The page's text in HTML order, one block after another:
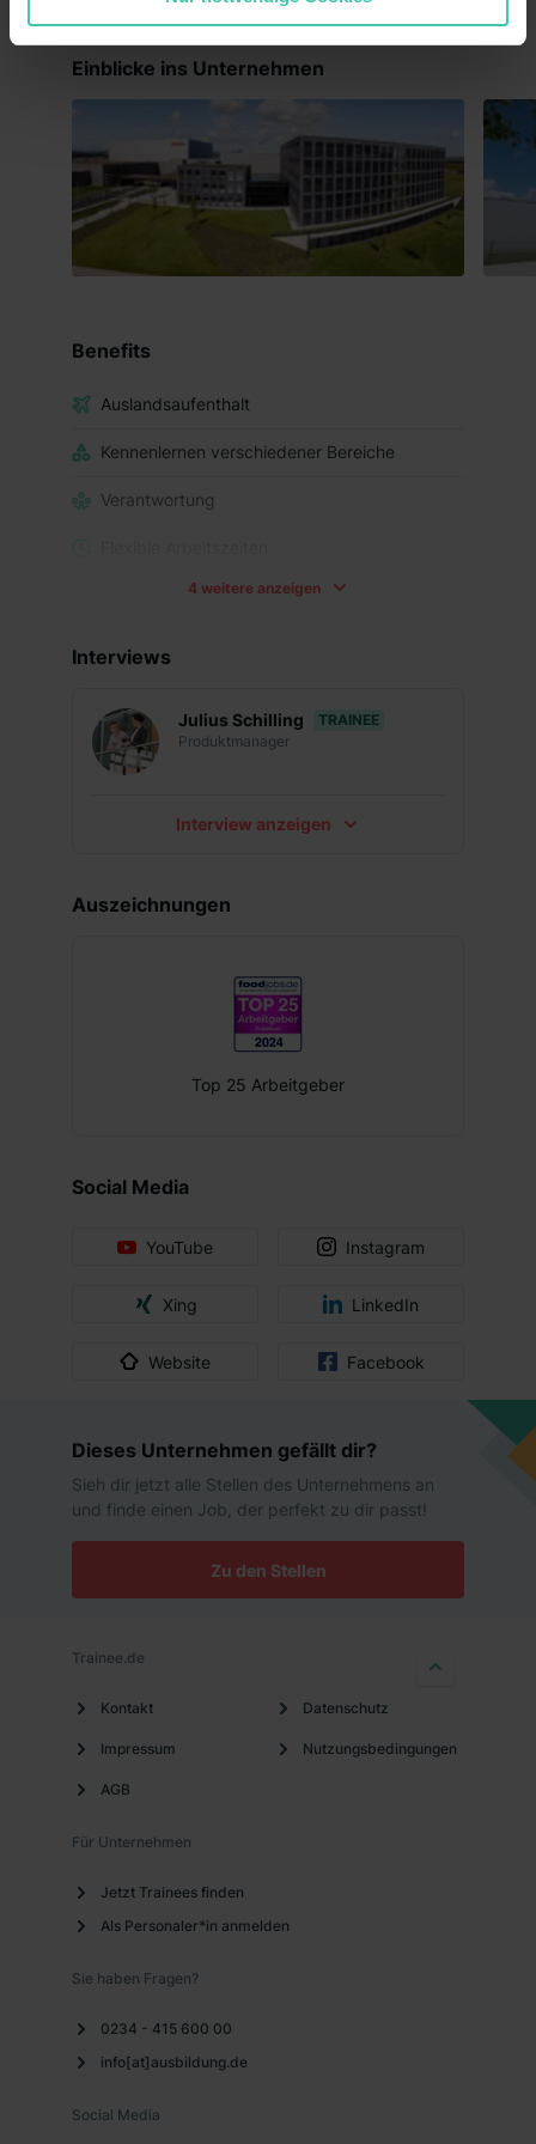
„Notwendig“) zu. Willst du nur bestimmte
Einwilligung zur Platzierung von Cookies der Kategorien
„Präferenzen“, „Statistiken“ und „Marketing“ umfasst
hierbei die Einwilligung zur Übermittlung deiner Daten in
die USA (Art. 49 Abs. 1 S. 1 lit. a) DS-GVO). Die USA
verfügen über kein angemessenes Datenschutzniveau
(EuGH – Schrems II). Du kannst die von dir erteilte
dem Punkt „Datenschutz-Einstellungen“ widerrufen.
du durch Klick auf „Details zeigen“. Weitere
Einblicke ins Unternehmen
Benefits
Auslandsaufenthalt
Kennenlernen verschiedener Bereiche
Verantwortung
Mitarbeiterrabatte
Gute Anbindung
4 weitere anzeigen
Interviews
Julius Schilling
TRAINEE
Produktmanager
Interview anzeigen
Auszeichnungen
Top 25 Arbeitgeber
Social Media
YouTube Instagram
Xing LinkedIn
Website Facebook
Dieses Unternehmen gefällt dir?
Sieh dir jetzt alle Stellen des Unternehmens an
und finde einen Job, der perfekt zu dir passt!
Zu den Stellen
Trainee.de
Kontakt
Impressum
AGB
Datenschutz
Nutzungsbedingungen
Für Unternehmen
Jetzt Trainees finden
Als Personaler*in anmelden
Sie haben Fragen?
0234 - 415 600 00
info[at]ausbildung.de
Social Media